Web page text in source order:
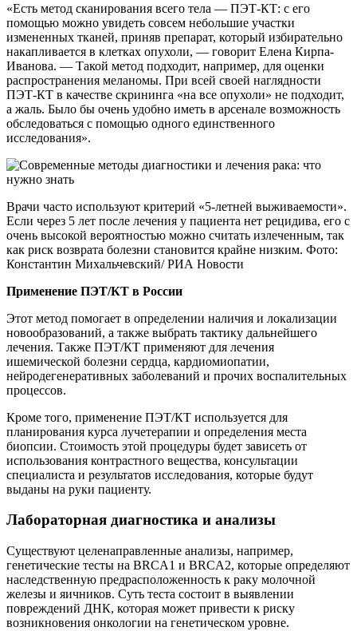
«Есть метод сканирования всего тела — ПЭТ-КТ: с его
помощью можно увидеть совсем небольшие участки
измененных тканей, приняв препарат, который избирательно
накапливается в клетках опухоли, — говорит Елена Кирпа-
Иванова. — Такой метод подходит, например, для оценки
распространения меланомы. При всей своей наглядности
ПЭТ-КТ в качестве скрининга «на все опухоли» не подходит,
а жаль. Было бы очень удобно иметь в арсенале возможность
обследоваться с помощью одного единственного
исследования».
Врачи часто используют критерий «5-летней выживаемости».
Если через 5 лет после лечения у пациента нет рецидива, его с
очень высокой вероятностью можно считать излеченным, так
как риск возврата болезни становится крайне низким. Фото:
Константин Михальчевский/ РИА Новости
Применение ПЭТ/КТ в России
Этот метод помогает в определении наличия и локализации
новообразований, а также выбрать тактику дальнейшего
лечения. Также ПЭТ/КТ применяют для лечения
ишемической болезни сердца, кардиомиопатии,
нейродегенеративных заболеваний и прочих воспалительных
процессов.
Кроме того, применение ПЭТ/КТ используется для
планирования курса лучетерапии и определения места
биопсии. Стоимость этой процедуры будет зависеть от
использования контрастного вещества, консультации
специалиста и результатов исследования, которые будут
выданы на руки пациенту.
Лабораторная диагностика и анализы
Существуют целенаправленные анализы, например,
генетические тесты на BRCA1 и BRCA2, которые определяют
наследственную предрасположенность к раку молочной
железы и яичников. Суть теста состоит в выявлении
повреждений ДНК, которая может привести к риску
возникновения онкологии на генетическом уровне.